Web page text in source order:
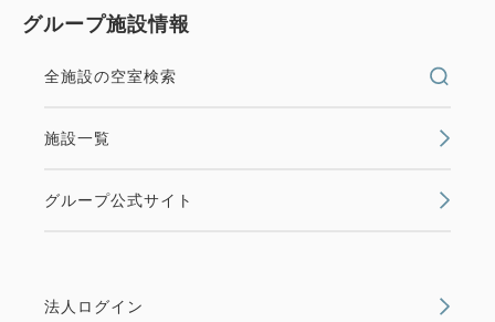
グループ施設情報
全施設の空室検索
施設一覧
グループ公式サイト
法人ログイン